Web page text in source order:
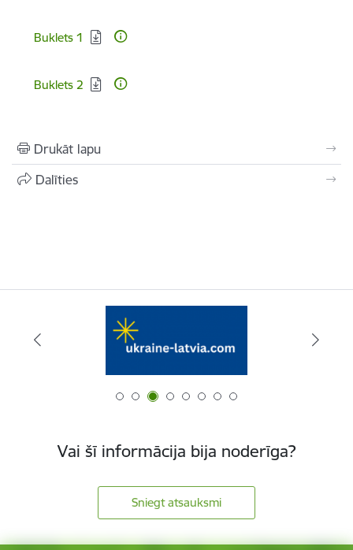
Lejupielādēt:
Buklets 1
Lejupielādēt:
Buklets 2
Drukāt lapu
Dalīties
Vai šī informācija bija noderīga?
Sniegt atsauksmi